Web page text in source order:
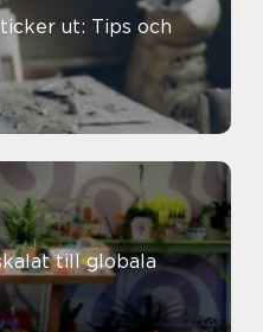
ut: Tips och
till globala